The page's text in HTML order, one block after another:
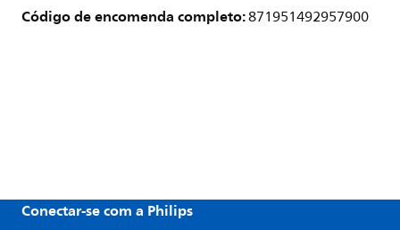
Código de encomenda completo:871951492957900
Conectar-se com a Philips